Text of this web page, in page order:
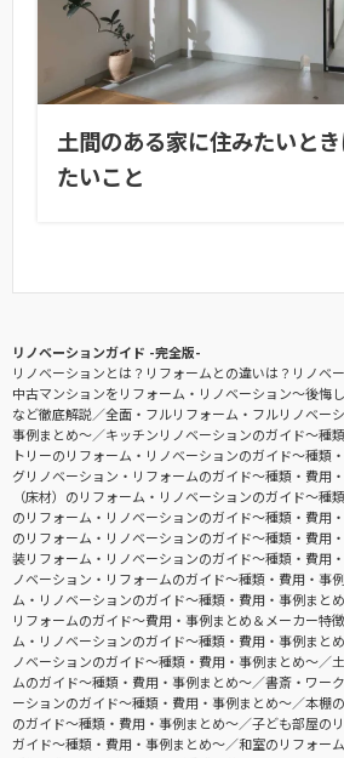
土間のある家に住みたいと
たいこと
リノベーションガイド -完全版-
リノベーションとは？リフォームとの違いは？リノベ
中古マンションをリフォーム・リノベーション〜後悔
など徹底解説
全面・フルリフォーム・フルリノベー
事例まとめ〜
キッチンリノベーションのガイド〜種
トリーのリフォーム・リノベーションのガイド〜種類
グリノベーション・リフォームのガイド〜種類・費用
（床材）のリフォーム・リノベーションのガイド〜種
のリフォーム・リノベーションのガイド〜種類・費用
のリフォーム・リノベーションのガイド〜種類・費用
装リフォーム・リノベーションのガイド〜種類・費用
ノベーション・リフォームのガイド〜種類・費用・事
ム・リノベーションのガイド〜種類・費用・事例まと
リフォームのガイド〜費用・事例まとめ＆メーカー特
ム・リノベーションのガイド〜種類・費用・事例まと
ノベーションのガイド〜種類・費用・事例まとめ〜
ムのガイド〜種類・費用・事例まとめ〜
書斎・ワー
ーションのガイド〜種類・費用・事例まとめ〜
本棚
のガイド〜種類・費用・事例まとめ〜
子ども部屋の
ガイド〜種類・費用・事例まとめ〜
和室のリフォー